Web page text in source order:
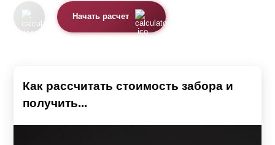
Начать расчет
Как рассчитать стоимость забора и
получить...